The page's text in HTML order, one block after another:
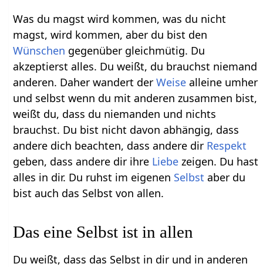
Was du magst wird kommen, was du nicht
magst, wird kommen, aber du bist den
Wünschen gegenüber gleichmütig. Du
akzeptierst alles. Du weißt, du brauchst niemand
anderen. Daher wandert derWeise alleine umher
und selbst wenn du mit anderen zusammen bist,
weißt du, dass du niemanden und nichts
brauchst. Du bist nicht davon abhängig, dass
andere dich beachten, dass andere dir Respekt
geben, dass andere dir ihre Liebe zeigen. Du hast
alles in dir. Du ruhst im eigenen Selbst aber du
bist auch das Selbst von allen.
Das eine Selbst ist in allen
Du weißt, dass das Selbst in dir und in anderen